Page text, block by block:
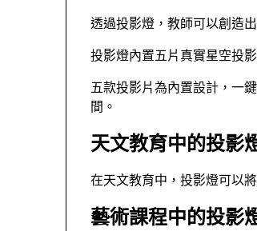
透過投影燈，教師可以創造
投影燈內置五片真實星空投
五款投影片為內置設計，一
間。
天文教育中的投影
在天文教育中，投影燈可以
藝術課程中的投影